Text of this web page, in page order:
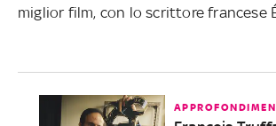
miglior film, con lo scrittore francese